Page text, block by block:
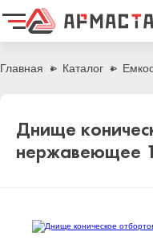
Главная
Каталог
Днище
нержавеющее